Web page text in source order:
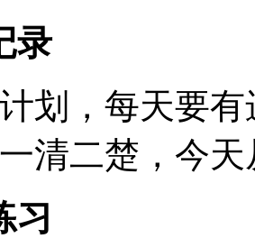
录
划，每天要
清二楚，今
习